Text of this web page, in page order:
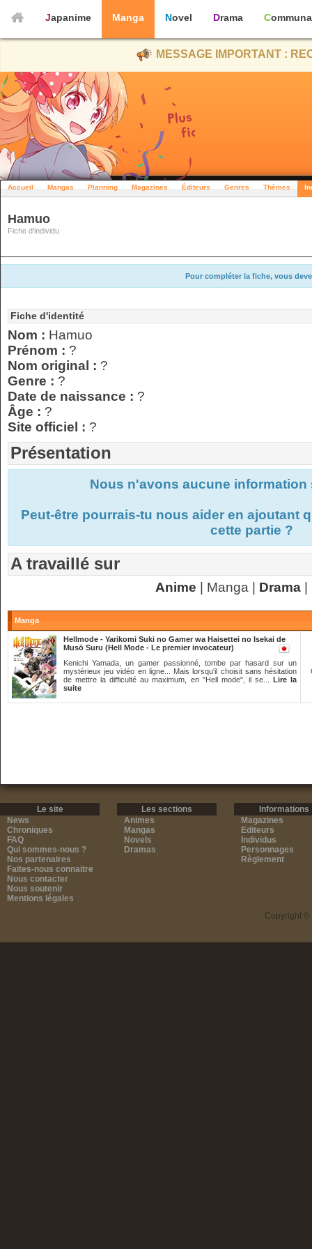
Japanime Manga Novel Drama
MESSAGE IMPORTANT :
Accueil Mangas Planning Magazines Éditeurs Genres Thèmes
Hamuo
Fiche d'individu
Pour compléter la fiche, vous
Fiche d'identité
Nom : Hamuo
Prénom : ?
Nom original : ?
Genre : ?
Date de naissance : ?
Âge : ?
Site officiel : ?
Présentation
Nous n'avons aucune
Peut-être pourrais-tu nous aider en ajoutant
cette partie ?
A travaillé sur
Anime | Manga | Drama|
Manga
Hellmode - Yarikomi Suki no Gamer wa Haisettei no Isekai de
Musō Suru (Hell Mode - Le premier invocateur)
Kenichi Yamada, un gamer passionné, tombe par hasard sur un
mystérieux jeu vidéo en ligne... Mais lorsqu'il choisit sans hésitation
de mettre la difficulté au maximum, en "Hell mode", il se... Lire la
suite
Le site
News
Chroniques
FAQ
Qui sommes-nous ?
Nos partenaires
Faites-nous connaitre
Nous contacter
Nous soutenir
Mentions légales
Les sections
Animes
Mangas
Novels
Dramas
Informations
Magazines
Editeurs
Individus
Personnages
Règlement
Copyright ©